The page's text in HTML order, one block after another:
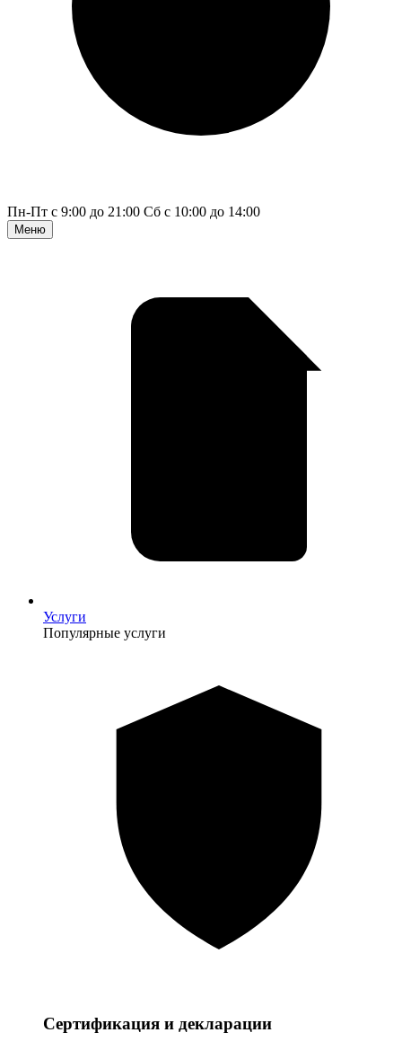
Пн-Пт с 9:00 до 21:00 Сб с 10:00 до 14:00
Меню
Услуги
Популярные услуги
Сертификация и декларации